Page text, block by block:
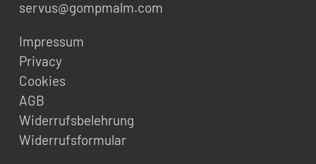
servus@gompmalm.com
Impressum
Privacy
Cookies
AGB
Widerrufsbelehrung
Widerrufsformular